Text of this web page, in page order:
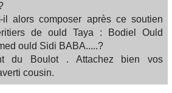
il alors composer après ce soutien
de ould Taya : Bodiel Ould
ould Sidi BABA.....?
du Boulot . Attachez bien vos
cousin.